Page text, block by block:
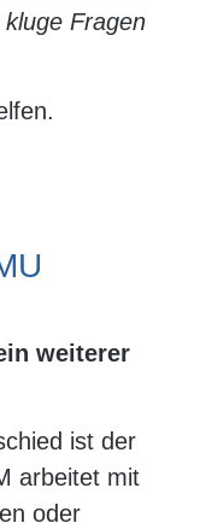
Fragen
weiterer
ist der
arbeitet mit
oder